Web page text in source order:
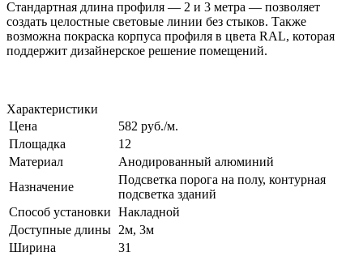
Стандартная длина профиля — 2 и 3 метра — позволяет
создать целостные световые линии без стыков. Также
возможна покраска корпуса профиля в цвета RAL, которая
поддержит дизайнерское решение помещений.
Характеристики
Цена
582 руб./м.
Площадка
12
Материал
Анодированный алюминий
Назначение
Подсветка порога на полу, контурная
подсветка зданий
Способ установки Накладной
Доступные длины 2м, 3м
Ширина
31